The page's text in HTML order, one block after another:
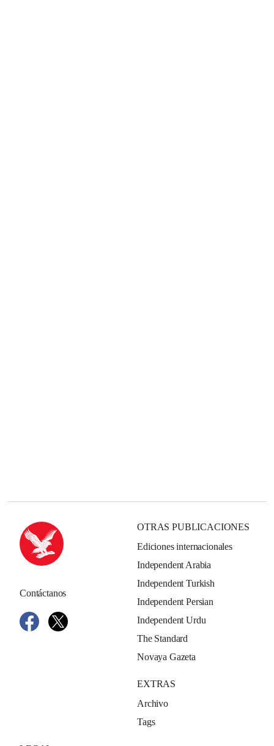
Contáctanos
OTRAS PUBLICACIONES
Ediciones internacionales
Independent Arabia
Independent Turkish
Independent Persian
Independent Urdu
The Standard
Novaya Gazeta
EXTRAS
Archivo
Tags